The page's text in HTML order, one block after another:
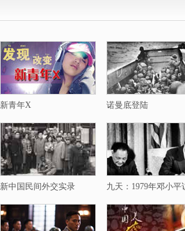
新青年X 诺曼底登陆
新中国民间外交实录 九天：1979年邓小平